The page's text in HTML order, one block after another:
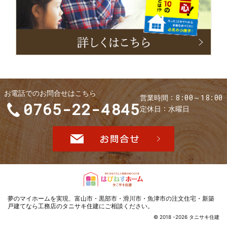
お電話でのお問合せはこちら
0765-22-4845
営業時間 8:00～18:00
定休日 水曜日
お問合せ
© 2018 -2026 タニサキ住建
夢のマイホームを実現、 富山市・黒部市・滑川市・魚津市の注文住宅・新築
戸建てなら工務店のタニサキ住建にご相談ください。